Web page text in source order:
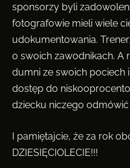
sponsorzy byli
fotografowie mieli wiele
udokumentowania.
o swoich zawodnikach. A
dumni ze swoich pociech
dostęp do
dziecku niczego odmówić
I pamiętajcie, że za rok
DZIESIĘCIOLECIE!!!